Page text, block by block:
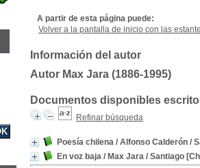
A partir de esta página puede:
Volver a la pantalla de inicio con las
Información del autor
Autor Max Jara (1886-1995)
Documentos disponibles
Refinar búsqueda
Poesía chilena / Alfonso Calderón /
En voz baja / Max Jara / Santiago